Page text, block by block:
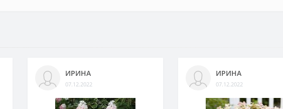
ИРИНА
07.12.2022
ИРИНА
07.12.2022